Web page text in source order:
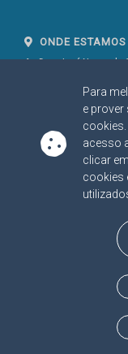
Para
e
cookies.
acesso
clicar
cookies
ONDE ESTAMOS
Av. Des. José Nunes da
Campo Grande/MS
CEP: 79031-310
SIGA NOSSAS
Linked InYoutube
X
BAIXE NOSSO